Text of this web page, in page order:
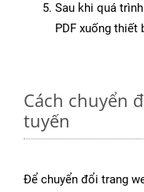
Sau khi quá
PDF xuống thiết
Cách chuyển
tuyến
Để chuyển đổi trang